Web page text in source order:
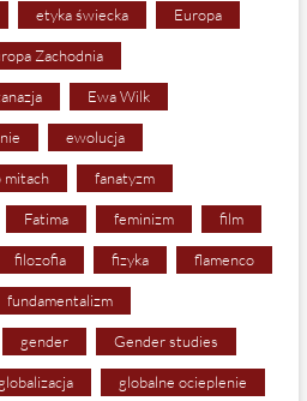
etyka świecka Europa
Zachodnia
Ewa Wilk
ewolucja
mitach fanatyzm
Fatima feminizm film
filozofia fizyka flamenco
fundamentalizm
gender Gender studies
globalizacja globalne ocieplenie